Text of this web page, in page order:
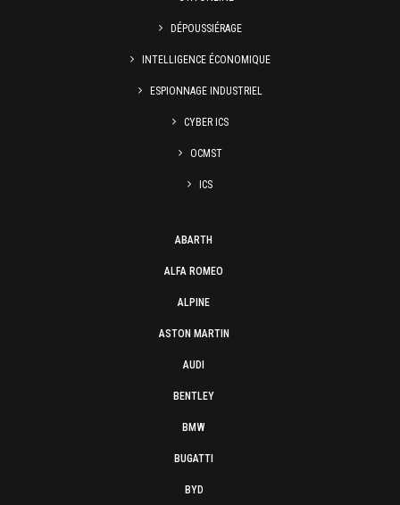
DÉPOUSSIÉRAGE
INTELLIGENCE ÉCONOMIQUE
ESPIONNAGE INDUSTRIEL
CYBER ICS
OCMST
ICS
ABARTH
ALFA ROMEO
ALPINE
ASTON MARTIN
AUDI
BENTLEY
BMW
BUGATTI
BYD